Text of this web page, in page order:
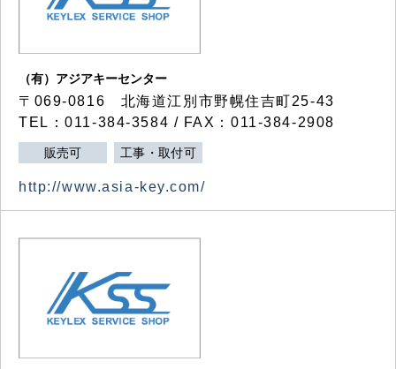
（有）アジアキーセンター
〒069-0816 北海道江別市野幌住吉町25-43
TEL：011-384-3584 / FAX：011-384-2908
販売可 工事・取付可
http://www.asia-key.com/